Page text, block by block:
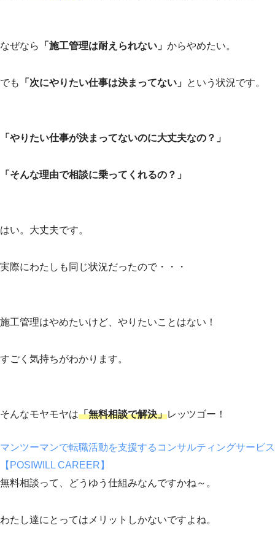
なぜなら 「施工管理は耐えられない」 からやめたい。
でも 「次にやりたい仕事は決まってない」 という状況です。
「やりたい仕事が決まってないのに大丈夫なの？」
「そんな理由で相談に乗ってくれるの？」
はい。大丈夫です。
実際にわたしも同じ状況だったので・・・
施工管理はやめたいけど、やりたいことはない！
すごく気持ちがわかります。
そんなモヤモヤは「無料相談で解決」レッツゴー！
マンツーマンで転職活動を支援するコンサルティングサービス
【POSIWILL CAREER】
無料相談って、どうゆう仕組みなんですかね～。
わたし達にとってはメリットしかないですよね。